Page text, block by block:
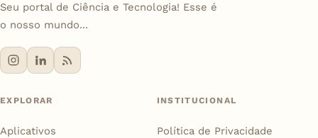
Seu portal de Ciência e Tecnologia! Esse é
o nosso mundo...
EXPLORAR
Aplicativos
INSTITUCIONAL
Política de Privacidade